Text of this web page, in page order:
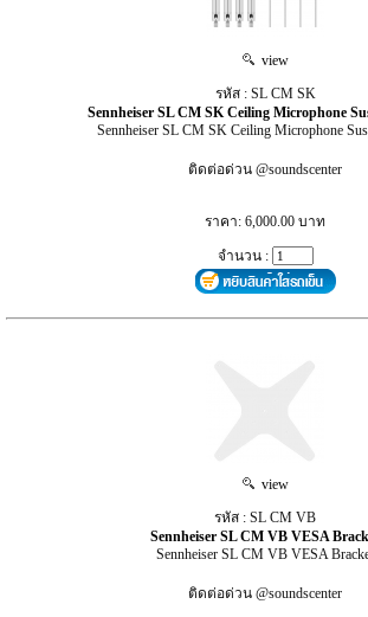
view
รหัส : SL CM SK
Sennheiser SL CM SK Ceiling Microphone
Sennheiser SL CM SK Ceiling Microphone
ติดต่อด่วน @soundscenter
ราคา: 6,000.00 บาท
จำนวน :
view
รหัส : SL CM VB
Sennheiser SL CM VB VESA
Sennheiser SL CM VB VESA
ติดต่อด่วน @soundscenter